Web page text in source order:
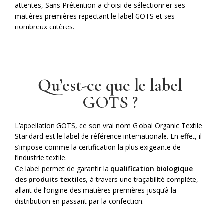
attentes, Sans Prétention a choisi de sélectionner ses
matières premières repectant le label GOTS et ses
nombreux critères.
Qu’est-ce que le label
GOTS ?
L’appellation GOTS, de son vrai nom Global Organic Textile
Standard est le label de référence internationale. En effet, il
s’impose comme la certification la plus exigeante de
l’industrie textile.
Ce label permet de garantir la qualification biologique
des produits textiles, à travers une traçabilité complète,
allant de l’origine des matières premières jusqu’à la
distribution en passant par la confection.